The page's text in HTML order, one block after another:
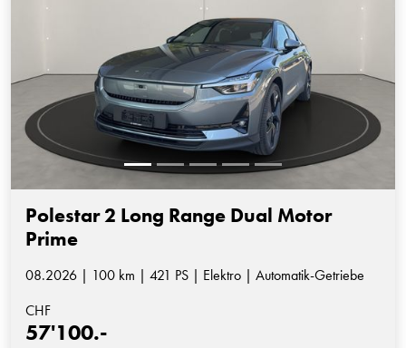
Polestar 2 Long Range Dual Motor
Prime
08.2026 | 100 km | 421 PS | Elektro | Automatik-Getriebe
CHF
57'100.-